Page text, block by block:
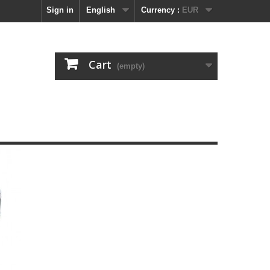
Currency : EUR
English
Sign in
Cart (empty)